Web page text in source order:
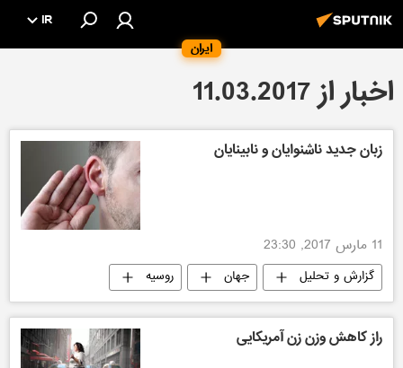
ایران
IR
اخبار از 11.03.2017
زبان جدید ناشنوایان و نابینایان
11 مارس 2017, 23:30
گزارش و تحلیل جهان روسیه
راز کاهش وزن زن آمریکایی